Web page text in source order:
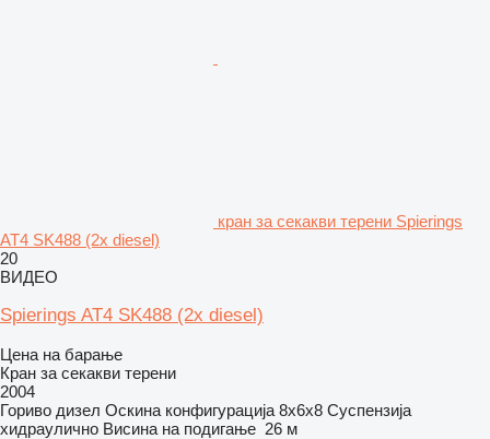
кран за секакви терени Spierings
AT4 SK488 (2x diesel)
20
ВИДЕО
Spierings AT4 SK488 (2x diesel)
Цена на барање
Кран за секакви терени
2004
Гориво дизел Оскина конфигурација 8x6x8 Суспензија
хидраулично Висина на подигање 26 м